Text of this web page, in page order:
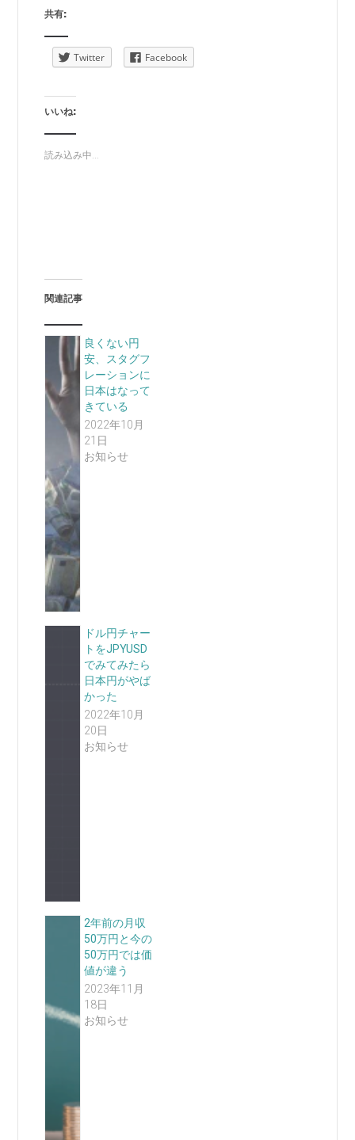
共有:
Twitter Facebook
いいね:
読み込み中...
関連記事
良くない円
安、スタグフ
レーションに
日本はなって
きている
2022年10月
21日
お知らせ
ドル円チャー
トをJPYUSD
でみてみたら
日本円がやば
かった
2022年10月
20日
お知らせ
2年前の月収
50万円と今の
50万円では価
値が違う
2023年11月
18日
お知らせ